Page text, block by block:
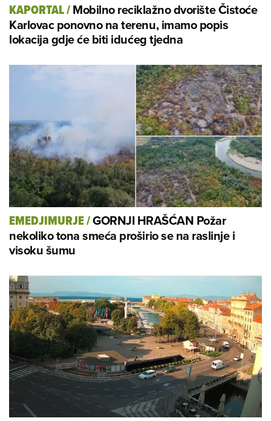
KAPORTAL/Mobilno reciklažno dvorište Čistoće
Karlovac ponovno na terenu, imamo popis
lokacija gdje će biti idućeg tjedna
EMEDJIMURJE/GORNJI HRAŠĆAN Požar
nekoliko tona smeća proširio se na raslinje i
visoku šumu